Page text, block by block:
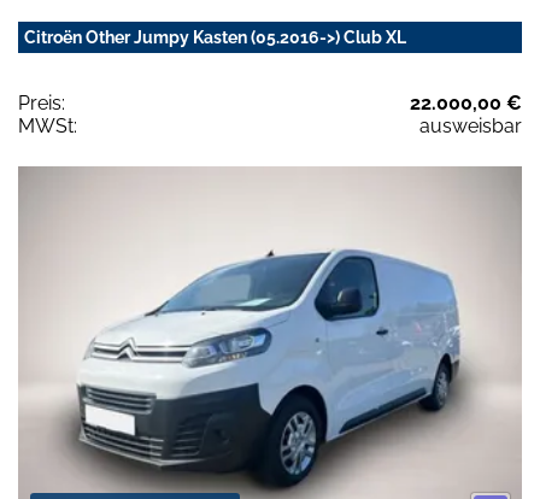
Citroën Other Jumpy Kasten (05.2016->) Club XL
Preis:
22.000,00 €
MWSt:
ausweisbar